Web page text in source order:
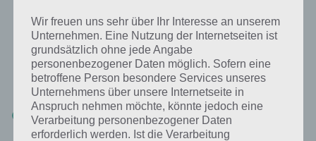
Mit zahlreichen Aufgaben zum Knobeln und Üben
JETZT KOSTENLOS HERUNTERLADEN
Die Lösung für das tägliche Rätsel zu Südkorea im März 2018 in 4
Bilder 1 Wort vom 1.3.2018 lautet:
KORB
Wir freuen uns sehr über Ihr Interesse an unserem
Unternehmen. Eine Nutzung der Internetseiten ist
grundsätzlich ohne jede Angabe
personenbezogener Daten möglich. Sofern eine
betroffene Person besondere Services unseres
Unternehmens über unsere Internetseite in
Anspruch nehmen möchte, könnte jedoch eine
Verarbeitung personenbezogener Daten
erforderlich werden. Ist die Verarbeitung